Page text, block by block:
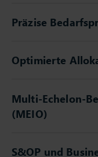
Präzise
Optimierte
Multi-Echelon-
(MEIO)
S&OP und